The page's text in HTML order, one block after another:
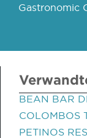
Gastronomic
BEAN BAR
COLOMBOS
PETINOS